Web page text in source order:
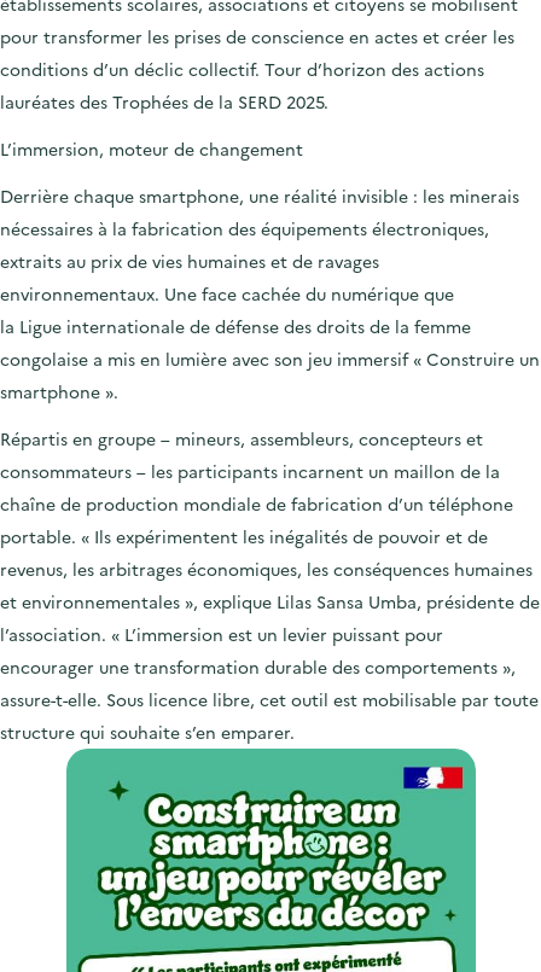
pour transformer les prises de conscience en actes et créer les
conditions d’un déclic collectif. Tour d’horizon des actions
lauréates des Trophées de la SERD 2025.
L’immersion, moteur de changement
Derrière chaque smartphone, une réalité invisible : les minerais
nécessaires à la fabrication des équipements électroniques,
extraits au prix de vies humaines et de ravages
environnementaux. Une face cachée du numérique que
la Ligue internationale de défense des droits de la femme
congolaise a mis en lumière avec son jeu immersif« Construire un
smartphone ».
Répartis en groupe – mineurs, assembleurs, concepteurs et
consommateurs – les participants incarnent un maillon de la
chaîne de production mondiale de fabrication d’un téléphone
portable. « Ils expérimentent les inégalités de pouvoir et de
revenus, les arbitrages économiques, les conséquences humaines
et environnementales », explique Lilas Sansa Umba, présidente de
l’association. « L’immersion est un levier puissant pour
encourager une transformation durable des comportements »,
assure-t-elle. Sous licence libre, cet outil est mobilisable par toute
structure qui souhaite s’en emparer.